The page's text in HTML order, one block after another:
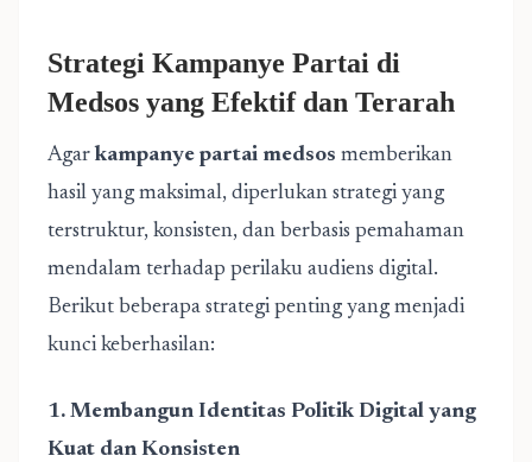
Strategi Kampanye Partai di
Medsos yang Efektif dan Terarah
Agar kampanye partai medsos memberikan
hasil yang maksimal, diperlukan strategi yang
terstruktur, konsisten, dan berbasis pemahaman
mendalam terhadap perilaku audiens digital.
Berikut beberapa strategi penting yang menjadi
kunci keberhasilan:
1. Membangun Identitas Politik Digital yang
Kuat dan Konsisten